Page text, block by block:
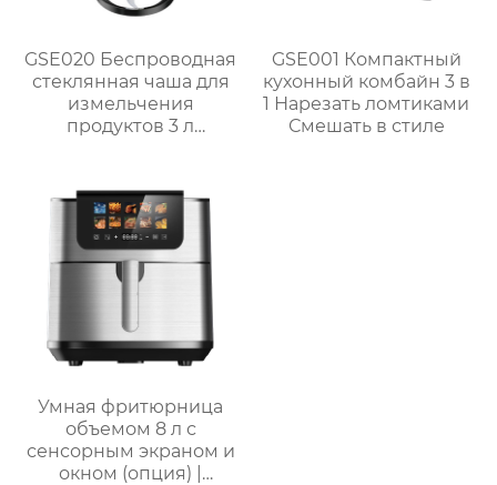
GSE020 Беспроводная
стеклянная чаша для
измельчения
продуктов 3 л
GSE001 Компактный
кухонный комбайн 3 в
1 Нарезать ломтиками
Смешать в стиле
Умная фритюрница
объемом 8 л с
сенсорным экраном и
окном (опция) |